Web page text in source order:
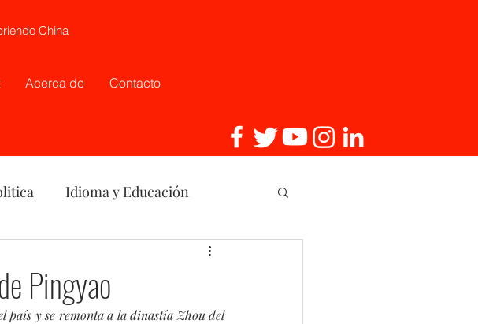
China
Acerca de Contacto
Idioma y Educación
Pingyao
país y se remonta a la dinastía Zhou del